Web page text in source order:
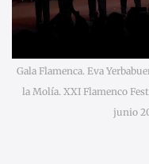
Gala Flamenca. Eva
la Molía. XXI Flamenco
junio